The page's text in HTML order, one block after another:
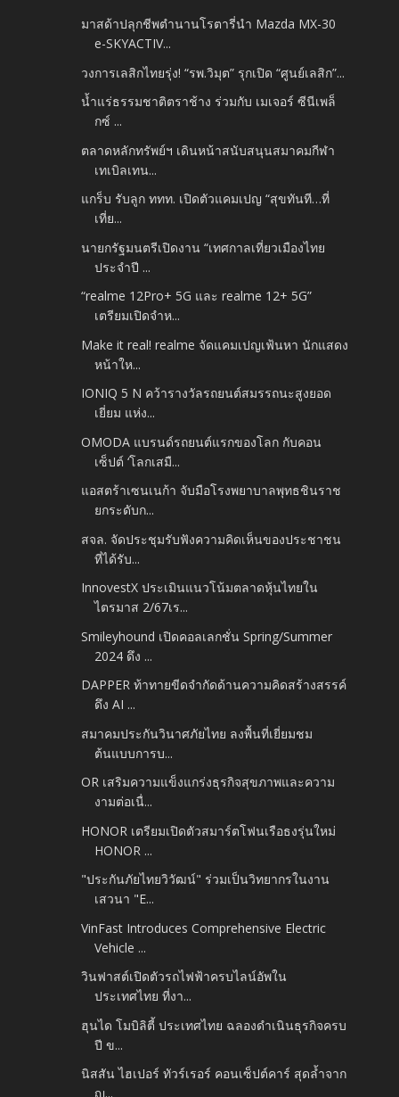
มาสด้าปลุกชีพตำนานโรตารี่นำ Mazda MX-30
e-SKYACTIV...
วงการเลสิกไทยรุ่ง! “รพ.วิมุต” รุกเปิด “ศูนย์เลสิก”...
น้ำแร่ธรรมชาติตราช้าง ร่วมกับ เมเจอร์ ซีนีเพล็
กซ์ ...
ตลาดหลักทรัพย์ฯ เดินหน้าสนับสนุนสมาคมกีฬา
เทเบิลเทน...
แกร็บ รับลูก ททท. เปิดตัวแคมเปญ “สุขทันที…ที่
เที่ย...
นายกรัฐมนตรีเปิดงาน “เทศกาลเที่ยวเมืองไทย
ประจำปี ...
“realme 12Pro+ 5G และ realme 12+ 5G”
เตรียมเปิดจำห...
Make it real! realme จัดแคมเปญเฟ้นหา นักแสดง
หน้าให...
IONIQ 5 N คว้ารางวัลรถยนต์สมรรถนะสูงยอด
เยี่ยม แห่ง...
OMODA แบรนด์รถยนต์แรกของโลก กับคอน
เซ็ปต์ ‘โลกเสมื...
แอสตร้าเซนเนก้า จับมือโรงพยาบาลพุทธชินราช
ยกระดับก...
สจล. จัดประชุมรับฟังความคิดเห็นของประชาชน
ที่ได้รับ...
InnovestX ประเมินแนวโน้มตลาดหุ้นไทยใน
ไตรมาส 2/67เร...
Smileyhound เปิดคอลเลกชั่น Spring/Summer
2024 ดึง ...
DAPPER ท้าทายขีดจำกัดด้านความคิดสร้างสรรค์
ดึง AI ...
สมาคมประกันวินาศภัยไทย ลงพื้นที่เยี่ยมชม
ต้นแบบการบ...
OR เสริมความแข็งแกร่งธุรกิจสุขภาพและความ
งามต่อเนื่...
HONOR เตรียมเปิดตัวสมาร์ตโฟนเรือธงรุ่นใหม่
HONOR ...
"ประกันภัยไทยวิวัฒน์" ร่วมเป็นวิทยากรในงาน
เสวนา "E...
VinFast Introduces Comprehensive Electric
Vehicle ...
วินฟาสต์เปิดตัวรถไฟฟ้าครบไลน์อัพใน
ประเทศไทย ที่งา...
ฮุนได โมบิลิตี้ ประเทศไทย ฉลองดำเนินธุรกิจครบ
ปี ข...
นิสสัน ไฮเปอร์ ทัวร์เรอร์ คอนเซ็ปต์คาร์ สุดล้ำจาก
ญ...